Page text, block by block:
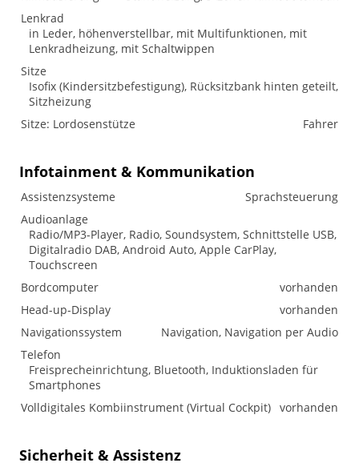
Lenkrad
in Leder, höhenverstellbar, mit Multifunktionen, mit
Lenkradheizung, mit Schaltwippen
Sitze
Isofix (Kindersitzbefestigung), Rücksitzbank hinten geteilt,
Sitzheizung
Sitze: Lordosenstütze
Fahrer
Infotainment & Kommunikation
Assistenzsysteme
Sprachsteuerung
Audioanlage
Radio/MP3-Player, Radio, Soundsystem, Schnittstelle USB,
Digitalradio DAB, Android Auto, Apple CarPlay,
Touchscreen
Bordcomputer
vorhanden
Head-up-Display
vorhanden
Navigationssystem
Navigation, Navigation per Audio
Telefon
Freisprecheinrichtung, Bluetooth, Induktionsladen für
Smartphones
Volldigitales Kombiinstrument (Virtual Cockpit) vorhanden
Sicherheit & Assistenz